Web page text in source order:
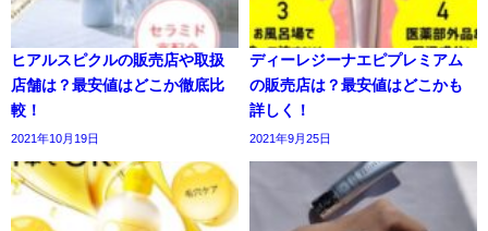
ヒアルスピクルの販売店や取扱
店舗は？最安値はどこか徹底比
較！
2021年10月19日
ディーレジーナエピプレミアム
の販売店は？最安値はどこかも
詳しく！
2021年9月25日